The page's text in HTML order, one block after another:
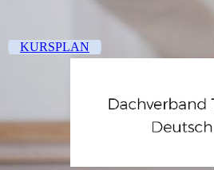
KURSPLAN